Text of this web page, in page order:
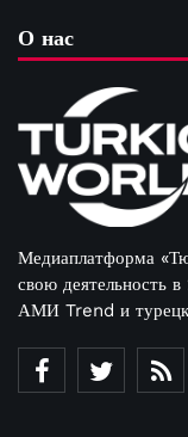
О нас
Медиаплатформа
свою деятельность в
АМИ Trend и